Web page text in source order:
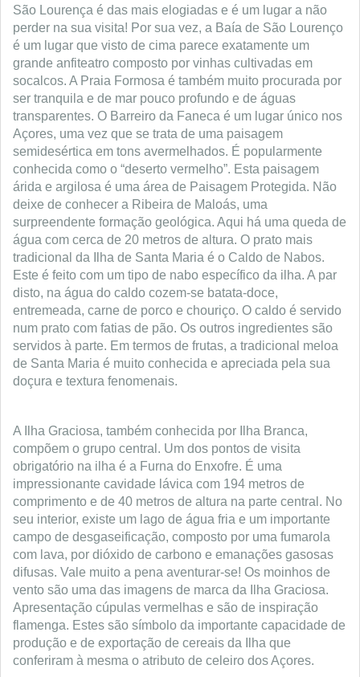
São Lourença é das mais elogiadas e é um lugar a não
perder na sua visita! Por sua vez, a Baía de São Lourenço
é um lugar que visto de cima parece exatamente um
grande anfiteatro composto por vinhas cultivadas em
socalcos. A Praia Formosa é também muito procurada por
ser tranquila e de mar pouco profundo e de águas
transparentes. O Barreiro da Faneca é um lugar único nos
Açores, uma vez que se trata de uma paisagem
semidesértica em tons avermelhados. É popularmente
conhecida como o “deserto vermelho”. Esta paisagem
árida e argilosa é uma área de Paisagem Protegida. Não
deixe de conhecer a Ribeira de Maloás, uma
surpreendente formação geológica. Aqui há uma queda de
água com cerca de 20 metros de altura. O prato mais
tradicional da Ilha de Santa Maria é o Caldo de Nabos.
Este é feito com um tipo de nabo específico da ilha. A par
disto, na água do caldo cozem-se batata-doce,
entremeada, carne de porco e chouriço. O caldo é servido
num prato com fatias de pão. Os outros ingredientes são
servidos à parte. Em termos de frutas, a tradicional meloa
de Santa Maria é muito conhecida e apreciada pela sua
doçura e textura fenomenais.
A Ilha Graciosa, também conhecida por Ilha Branca,
compõem o grupo central. Um dos pontos de visita
obrigatório na ilha é a Furna do Enxofre. É uma
impressionante cavidade lávica com 194 metros de
comprimento e de 40 metros de altura na parte central. No
seu interior, existe um lago de água fria e um importante
campo de desgaseificação, composto por uma fumarola
com lava, por dióxido de carbono e emanações gasosas
difusas. Vale muito a pena aventurar-se! Os moinhos de
vento são uma das imagens de marca da Ilha Graciosa.
Apresentação cúpulas vermelhas e são de inspiração
flamenga. Estes são símbolo da importante capacidade de
produção e de exportação de cereais da Ilha que
conferiram à mesma o atributo de celeiro dos Açores.